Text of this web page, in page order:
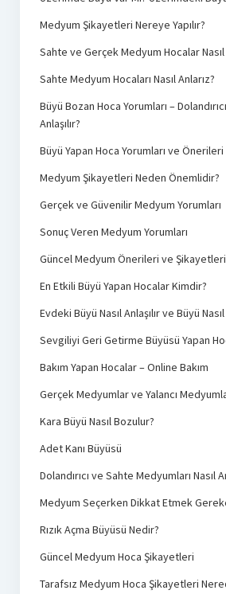
Medyum Şikayetleri Nereye Yapılır?
Sahte ve Gerçek Medyum Hocalar Nasıl
Sahte Medyum Hocaları Nasıl Anlarız?
Büyü Bozan Hoca Yorumları –
Anlaşılır?
Büyü Yapan Hoca Yorumları ve Önerileri
Medyum Şikayetleri Neden Önemlidir?
Gerçek ve Güvenilir Medyum Yorumları
Sonuç Veren Medyum Yorumları
Güncel Medyum Önerileri ve Şikayetleri
En Etkili Büyü Yapan Hocalar Kimdir?
Evdeki Büyü Nasıl Anlaşılır ve Büyü
Sevgiliyi Geri Getirme Büyüsü Yapan
Bakım Yapan Hocalar – Online Bakım
Gerçek Medyumlar ve Yalancı
Kara Büyü Nasıl Bozulur?
Adet Kanı Büyüsü
Dolandırıcı ve Sahte Medyumları Nasıl
Medyum Seçerken Dikkat Etmek
Rızık Açma Büyüsü Nedir?
Güncel Medyum Hoca Şikayetleri
Tarafsız Medyum Hoca Şikayetleri